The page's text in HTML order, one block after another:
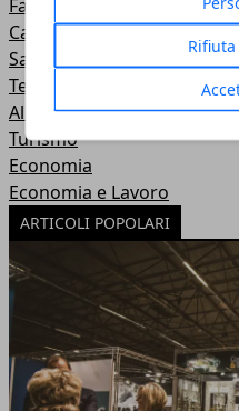
Famiglia
Casa e Ambiente
Salute e Benessere
Tecnologia
Alimentazione
Turismo
Economia
Economia e Lavoro
ARTICOLI POPOLARI